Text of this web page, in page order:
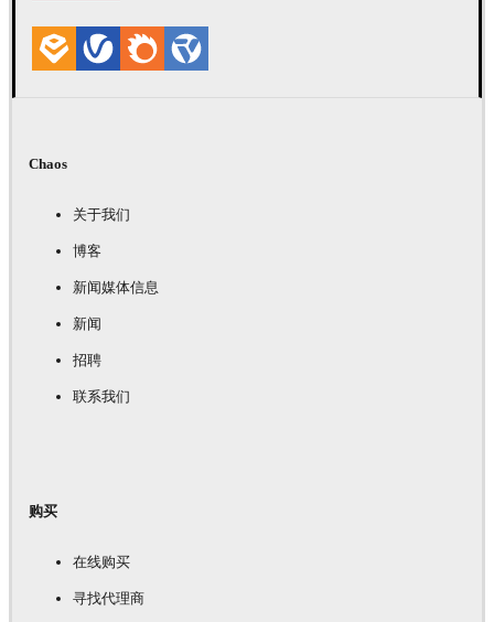
Chaos
关于我们
博客
新闻媒体信息
新闻
招聘
联系我们
购买
在线购买
寻找代理商